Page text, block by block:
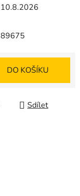
10.8.2026
89675
DO KOŠÍKU
Sdílet